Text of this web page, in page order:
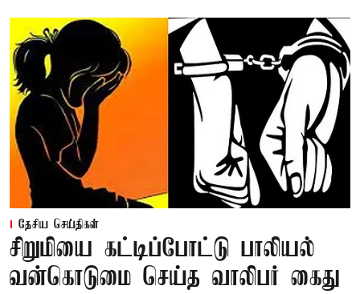
தேசிய செய்திகள்
சிறுமியை கட்டிப்போட்டு பாலியல்
வன்கொடுமை செய்த வாலிபர் கைது